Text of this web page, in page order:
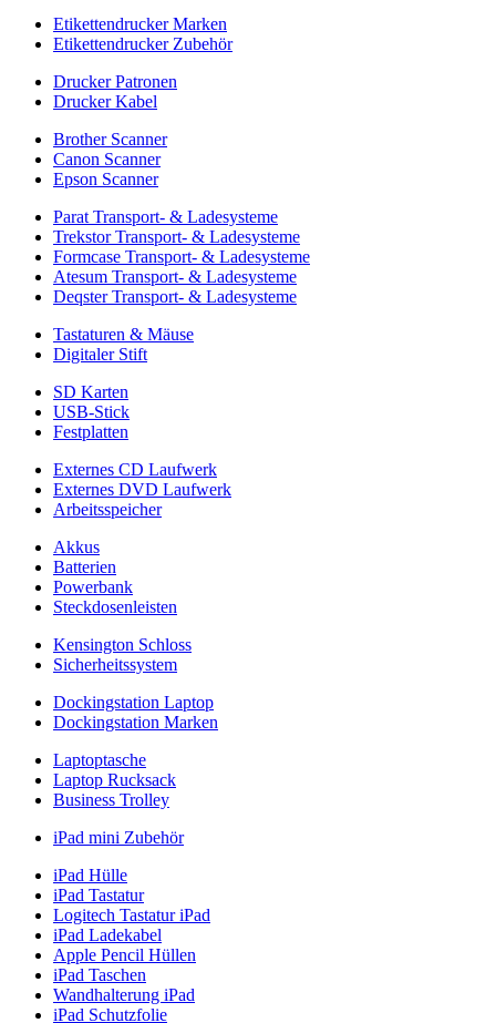
Etikettendrucker Marken
Etikettendrucker Zubehör
Drucker Patronen
Drucker Kabel
Brother Scanner
Canon Scanner
Epson Scanner
Parat Transport- & Ladesysteme
Trekstor Transport- & Ladesysteme
Formcase Transport- & Ladesysteme
Atesum Transport- & Ladesysteme
Deqster Transport- & Ladesysteme
Tastaturen & Mäuse
Digitaler Stift
SD Karten
USB-Stick
Festplatten
Externes CD Laufwerk
Externes DVD Laufwerk
Arbeitsspeicher
Akkus
Batterien
Powerbank
Steckdosenleisten
Kensington Schloss
Sicherheitssystem
Dockingstation Laptop
Dockingstation Marken
Laptoptasche
Laptop Rucksack
Business Trolley
iPad mini Zubehör
iPad Hülle
iPad Tastatur
Logitech Tastatur iPad
iPad Ladekabel
Apple Pencil Hüllen
iPad Taschen
Wandhalterung iPad
iPad Schutzfolie